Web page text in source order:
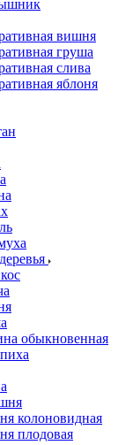
вишня
груша
слива
яблоня
обыкновенная
колоновидная
плодовая